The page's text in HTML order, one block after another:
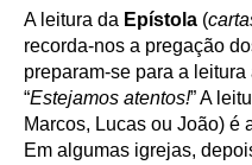
A leitura da Epístola (
recorda-nos a pregação
preparam-se para a
“Estejamos atentos!” A
Marcos, Lucas ou João) é
Em algumas igrejas,